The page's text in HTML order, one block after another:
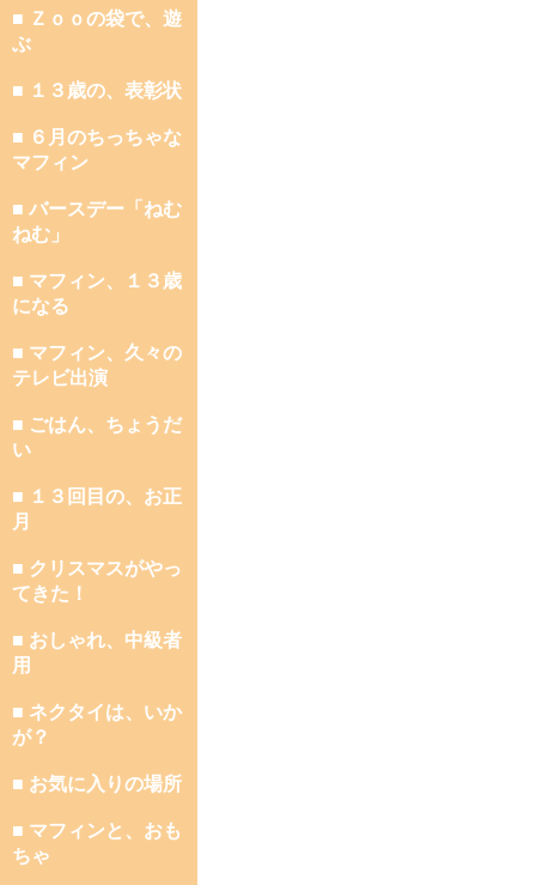
■ Ｚｏｏの袋で、遊
ぶ
■ １３歳の、表彰状
■ ６月のちっちゃな
マフィン
■ バースデー「ねむ
ねむ」
■ マフィン、１３歳
になる
■ マフィン、久々の
テレビ出演
■ ごはん、ちょうだ
い
■ １３回目の、お正
月
■ クリスマスがやっ
てきた！
■ おしゃれ、中級者
用
■ ネクタイは、いか
が？
■ お気に入りの場所
■ マフィンと、おも
ちゃ